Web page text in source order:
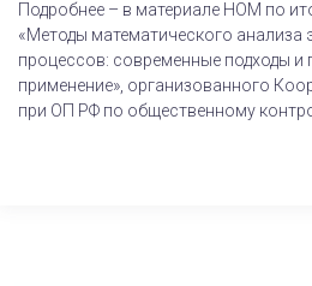
Подробнее – в материале НОМ по
«Методы математического анализа
процессов: современные подходы и
применение», организованного
при ОП РФ по общественному